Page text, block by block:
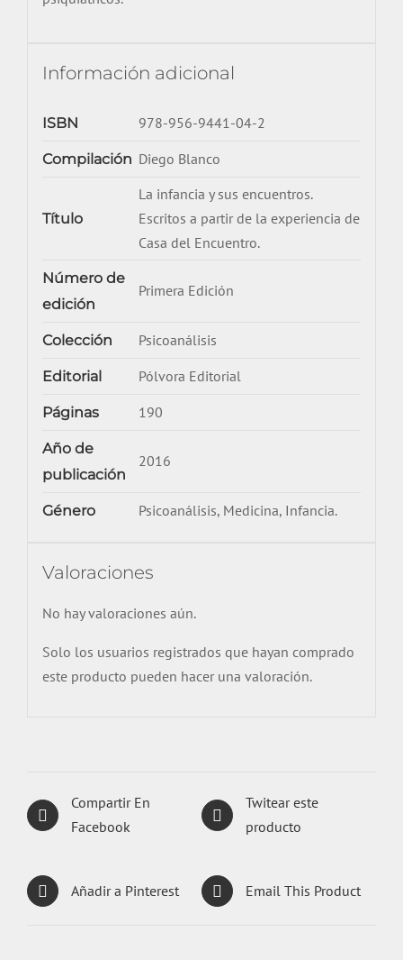
Información adicional
ISBN 978-956-9441-04-2
Compilación Diego Blanco
Título
La infancia y sus encuentros.
Escritos a partir de la experiencia de
Casa del Encuentro.
Número de
edición
Primera Edición
Colección Psicoanálisis
Editorial Pólvora Editorial
Páginas 190
Año de
publicación
2016
Género Psicoanálisis, Medicina, Infancia.
Valoraciones
No hay valoraciones aún.
Solo los usuarios registrados que hayan comprado
este producto pueden hacer una valoración.
Compartir En
Facebook
Twitear este
producto
Añadir a Pinterest Email This Product